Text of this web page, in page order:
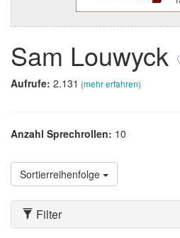
Sam Louwyck
Aufrufe: 2.131 (mehr erfahren)
Anzahl Sprechrollen: 10
Sortierreihenfolge
Filter